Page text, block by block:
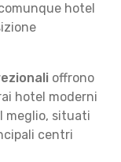
hotel
offrono
hotel moderni
meglio, situati
centri